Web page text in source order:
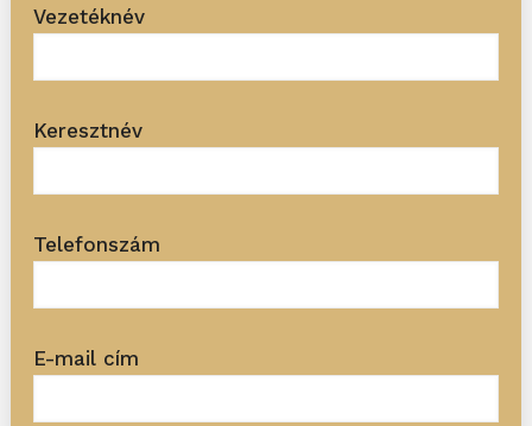
Vezetéknév
Keresztnév
Telefonszám
E-mail cím